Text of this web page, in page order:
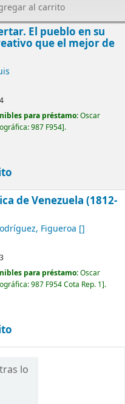
al carrito
El pueblo en su
que el mejor de
para préstamo:Oscar
987 F954 .
de Venezuela (1812-
Figueroa []
para préstamo:Oscar
987 F954 Cota Rep. 1 .
lo